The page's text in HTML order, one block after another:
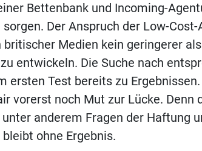
Bettenbank und Incoming-
Der Anspruch der Low-
Medien kein geringerer
entwickeln. Die Suche nach
ersten Test bereits zu
vorerst noch Mut zur Lücke. Denn
unter anderem Fragen der Haftung
ohne Ergebnis.